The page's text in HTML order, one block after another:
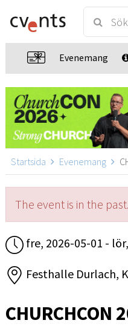
Evenemang
Startsida Evenemang
The event is in the past.
fre, 2026-05-01 -
Festhalle Durlach,
CHURCHCON